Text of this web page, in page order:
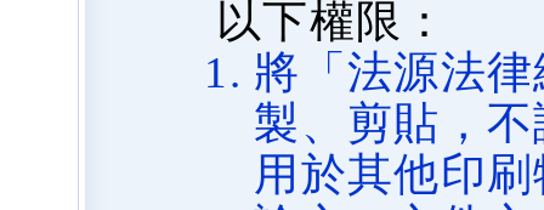
以下權限：
將「法源法
製、剪貼，
用於其他印